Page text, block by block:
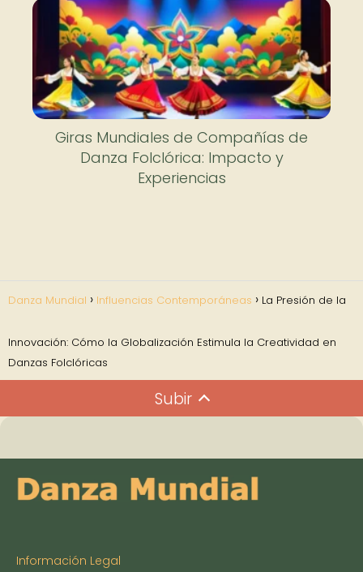
Giras Mundiales de Compañías de
Danza Folclórica: Impacto y
Experiencias
Danza Mundial Influencias Contemporáneas La Presión de la
Innovación: Cómo la Globalización Estimula la Creatividad en
Danzas Folclóricas
Subir
Información Legal